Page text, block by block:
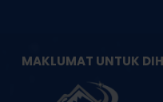
MAKLUMAT UNTUK